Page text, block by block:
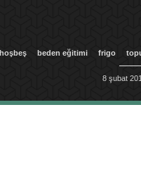
hoşbeş beden eğitimi frigo
8 şubat